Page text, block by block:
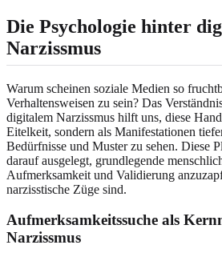
Die Psychologie hinter
Narzissmus
Warum scheinen soziale Medien so
Verhaltensweisen zu sein? Das
digitalem Narzissmus hilft uns, diese
Eitelkeit, sondern als Manifestationen
Bedürfnisse und Muster zu sehen. Diese
darauf ausgelegt, grundlegende
Aufmerksamkeit und Validierung
narzisstische Züge sind.
Aufmerksamkeitssuche als
Narzissmus